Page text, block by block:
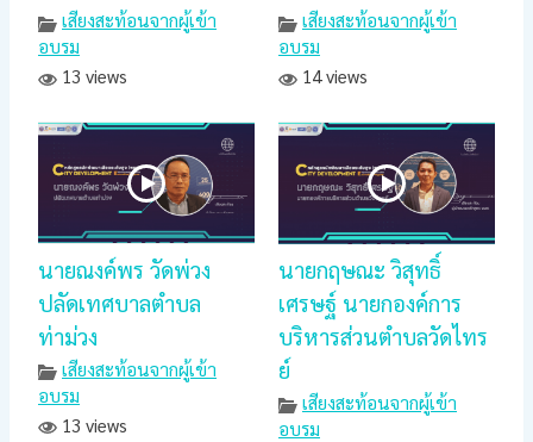
เสียงสะท้อนจากผู้เข้า
อบรม
13 views
เสียงสะท้อนจากผู้เข้า
อบรม
14 views
นายณงค์พร วัดพ่วง
ปลัดเทศบาลตำบล
ท่าม่วง
เสียงสะท้อนจากผู้เข้า
อบรม
13 views
นายกฤษณะ วิสุทธิ์
เศรษฐ์ นายกองค์การ
บริหารส่วนตำบลวัดไทร
ย์
เสียงสะท้อนจากผู้เข้า
อบรม